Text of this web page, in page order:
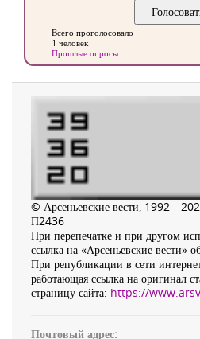
Всего проголосовало
1 человек
Прошлые опросы
© Арсеньевские вести,
П2436
При перепечатке и при другом
ссылка на «Арсеньевские вести»
При републикации в сети
работающая ссылка на оригинал
страницу сайта: https://
Почтовый адрес: